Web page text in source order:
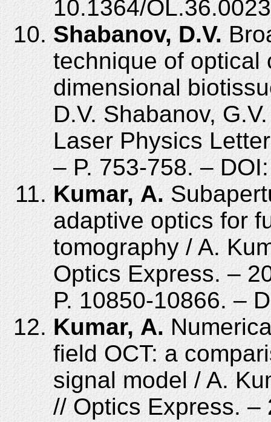
10.1364/
Shabanov, D.V.
technique of optical
dimensional
D.V. Shabanov,
Laser Physics
– P. 753-758. –
Kumar, A.
adaptive optics for
tomography / A.
Optics Express. –
P. 10850-10866. –
Kumar, A.
field OCT: a
signal model / A.
// Optics Express. –